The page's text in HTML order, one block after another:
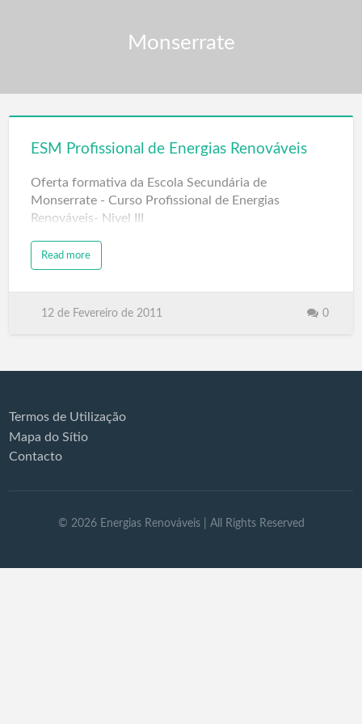
Monserrate
ESM Profissional de Energias Renováveis
Oferta formativa da Escola Secundária de
Monserrate - Curso Profissional de Energias
Renováveis- Nivel III
Read more
12 de Fevereiro de 2011 0
Termos de Utilização
Mapa do Sítio
Contacto
© 2026 Energias Renováveis| All Rights Reserved